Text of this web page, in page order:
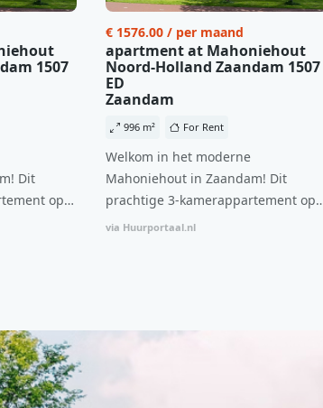
1507
Dit
op
ideale
dit een
woning die
1 april
€ 1576.00 / per maand
apartment at Mahoniehout
Noord-Holland Zaandam 1507
ED
Zaandam
996 m² For Rent
Welkom in het moderne
Mahoniehout in Zaandam! Dit
prachtige 3-kamerappartement op
de 6e verdieping biedt een ideale
van €107,50 per maand is dit een
via Huurportaal.nl